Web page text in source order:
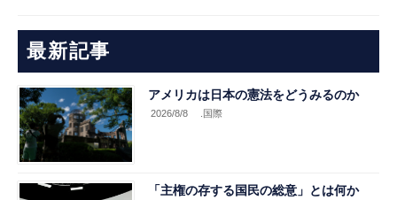
最新記事
アメリカは日本の憲法をどうみるのか
2026/8/8 .国際
「主権の存する国民の総意」とは何か